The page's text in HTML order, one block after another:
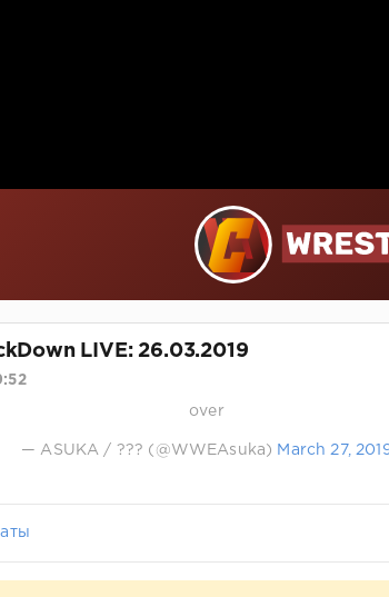
LIVE: 26.03.2019
over
— ASUKA / ??? (@WWEAsuka) March 27,